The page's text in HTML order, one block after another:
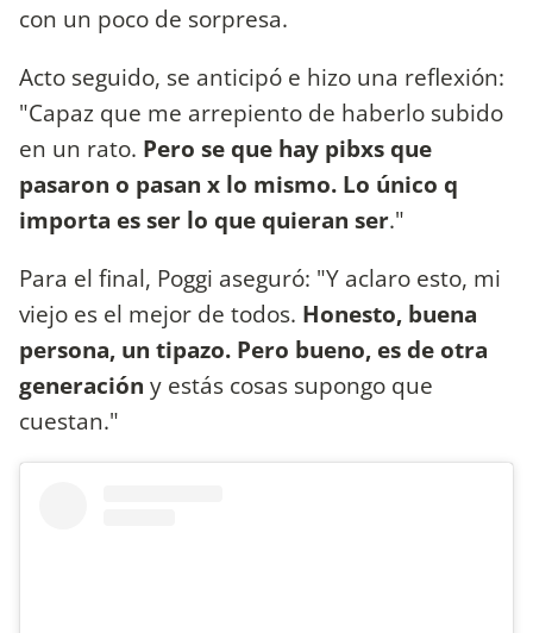
con un poco de sorpresa.
Acto seguido, se anticipó e hizo una reflexión:
"Capaz que me arrepiento de haberlo subido
en un rato. Pero se que hay pibxs que
pasaron o pasan x lo mismo. Lo único q
importa es ser lo que quieran ser."
Para el final, Poggi aseguró: "Y aclaro esto, mi
viejo es el mejor de todos. Honesto, buena
persona, un tipazo. Pero bueno, es de otra
generación y estás cosas supongo que
cuestan."